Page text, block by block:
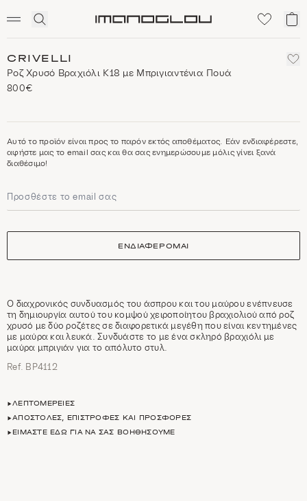
Click
search
Το
CRIVELLI
Ροζ Χρυσό Βραχιόλι Κ18 με Μπριγιαντένια Πουά
800€
Αυτό το προϊόν είναι προς το παρόν εκτός αποθέματος. Εάν ενδιαφέρεστε,
αφήστε μας το email σας και θα σας ενημερώσουμε μόλις γίνει ξανά
διαθέσιμο!
ΕΝΔΙΑΦΕΡΟΜΑΙ
Ο διαχρονικός συνδυασμός του άσπρου και του μαύρου ενέπνευσε
τη δημιουργία αυτού του κομψού χειροποίητου βραχιολιού από ροζ
χρυσό με δύο ροζέτες σε διαφορετικά μεγέθη που είναι κεντημένες
με μαύρα και λευκά. Συνδυάστε το με ένα σκληρό βραχιόλι με
μαύρα μπριγιάν για το απόλυτο στυλ.
Ref. ΒΡ4112
ΛΕΠΤΟΜΈΡΕΙΕΣ
ΑΠΟΣΤΟΛΈΣ, ΕΠΙΣΤΡΟΦΈΣ ΚΑΙ ΠΡΟΣΦΟΡΈΣ
ΕΊΜΑΣΤΕ ΕΔΏ ΓΙΑ ΝΑ ΣΑΣ ΒΟΗΘΉΣΟΥΜΕ